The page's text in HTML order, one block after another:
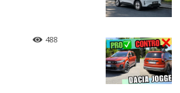
488